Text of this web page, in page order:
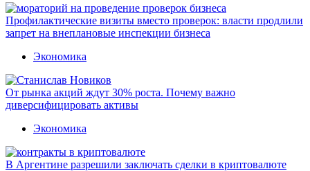
Профилактические визиты вместо проверок: власти продлили
запрет на внеплановые инспекции бизнеса
Экономика
От рынка акций ждут 30% роста. Почему важно
диверсифицировать активы
Экономика
В Аргентине разрешили заключать сделки в криптовалюте